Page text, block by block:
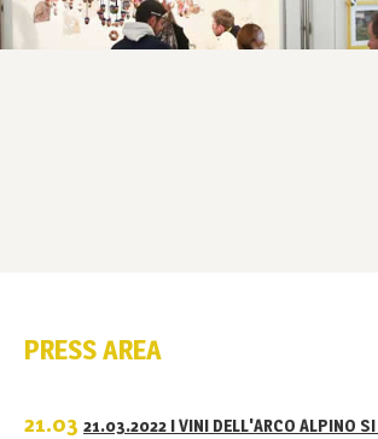
PRESS AREA
21.03 21.03.2022 I VINI DELL'ARCO ALPINO